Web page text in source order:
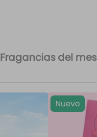
Fragancias del mes
Nuevo